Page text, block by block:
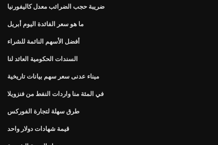
ضريبة حجب الضرائب معدل كاليفورنيا
ما هو سعر الفائدة اليوم أبريل
أفضل الأسهم النائمة للشراء
السندات الحكومية العائد لنا
ميناء عدنى سعر سهم بيانات تاريخية
في المئة منا واردات النفط من فنزويلا
طرق سهلة لتجارة الفوركس
قيمة شهادات دولار واحد